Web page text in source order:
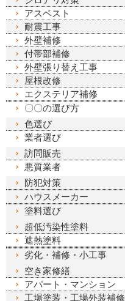
アスベスト
耐震工事
外壁補修
付帯部補修
外壁張り替え工事
屋根改修
エクステリア補修
〇〇の選び方
色選び
業者選び
訪問販売
悪質業者
防犯対策
ハウスメーカー
塗料選び
超低汚染性塗料
遮熱塗料
劣化・補修・小工事
空き家修繕
アパート・マンション
工場塗装・工場外装補修